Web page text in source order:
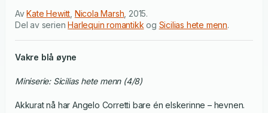
AvKate Hewitt Nicola Marsh 2015.
Del av serienHarlequin romantikk og Sicilias hete menn.
Vakre blå øyne
Miniserie: Sicilias hete menn (4/8)
Akkurat nå har Angelo Corretti bare én elskerinne – hevnen.